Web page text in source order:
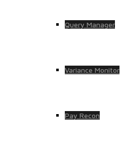
Query Manager
Variance Monitor
Pay Recon